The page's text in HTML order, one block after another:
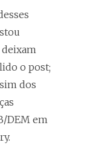
o post;
dos
DEM em